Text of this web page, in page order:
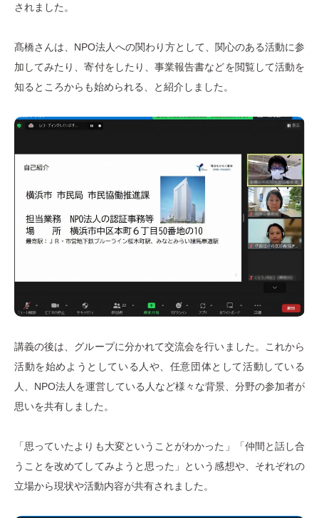
されました。
髙橋さんは、NPO法人への関わり方として、関心のある活動に参
加してみたり、寄付をしたり、事業報告書などを閲覧して活動を
知るところからも始められる、と紹介しました。
講義の後は、グループに分かれて交流会を行いました。これから
活動を始めようとしている人や、任意団体として活動している
人、NPO法人を運営している人など様々な背景、分野の参加者が
思いを共有しました。
「思っていたよりも大変ということがわかった」「仲間と話し合
うことを改めてしてみようと思った」という感想や、それぞれの
立場から現状や活動内容が共有されました。